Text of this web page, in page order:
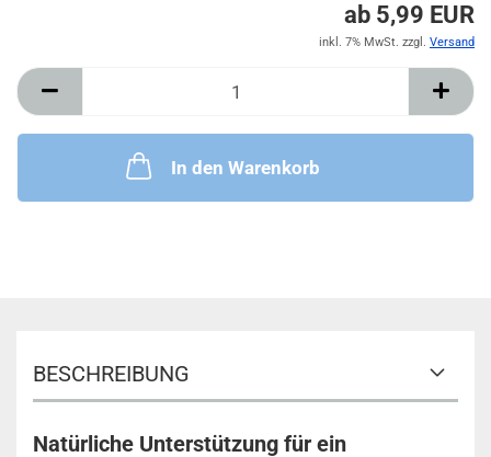
ab 5,99 EUR
inkl. 7% MwSt. zzgl. Versand
In den Warenkorb
BESCHREIBUNG
Natürliche Unterstützung für ein